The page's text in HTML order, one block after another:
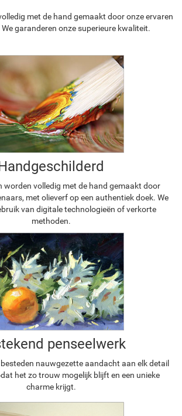
met de hand gemaakt door onze ervaren
garanderen onze superieure kwaliteit.
worden volledig met de hand gemaakt door
met olieverf op een authentiek doek. We
van digitale technologieën of verkorte
methoden.
penseelwerk
nauwgezette aandacht aan elk detail
het zo trouw mogelijk blijft en een unieke
charme krijgt.